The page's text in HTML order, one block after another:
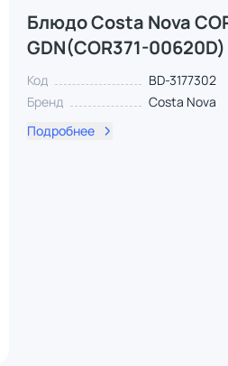
Блюдо Costa Nova
GDN(COR371-00620D)
Код
BD-3177302
Бренд
Costa Nova
Подробнее